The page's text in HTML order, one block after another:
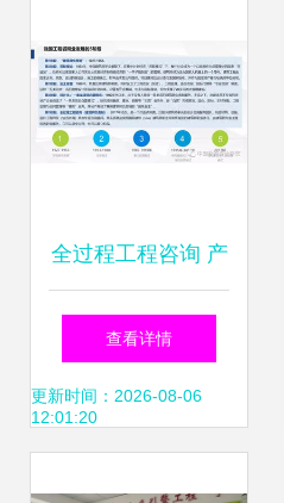
全过程工程咨询 产
品交付模式解析与
技术服务咨询要点
查看详情
更新时间：2026-08-06
12:01:20